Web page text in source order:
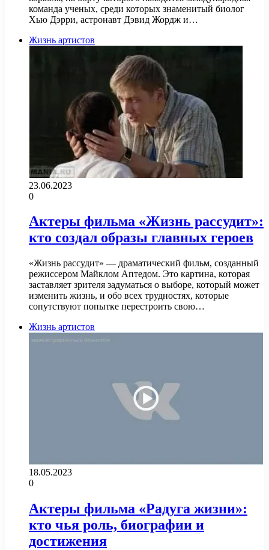
команда ученых, среди которых знаменитый биолог
Хью Дэрри, астронавт Дэвид Жордж и…
Жизнь артистов
23.06.2023
0
Актеры фильма «Жизнь рассудит»:
кто создал образы главных героев
«Жизнь рассудит» — драматический фильм, созданный
режиссером Майклом Аптедом. Это картина, которая
заставляет зрителя задуматься о выборе, который может
изменить жизнь, и обо всех трудностях, которые
сопутствуют попытке перестроить свою…
Жизнь артистов
18.05.2023
0
Актеры фильма «Радуга жизни»:
кто чья роль, биографии и
достижения